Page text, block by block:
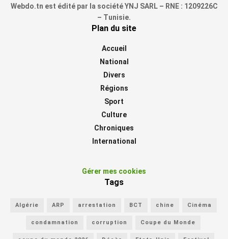
Webdo.tn est édité par la société YNJ SARL – RNE : 1209226C
– Tunisie.
Plan du site
Accueil
National
Divers
Régions
Sport
Culture
Chroniques
International
Gérer mes cookies
Tags
Algérie ARP arrestation BCT chine Cinéma
condamnation corruption Coupe du Monde